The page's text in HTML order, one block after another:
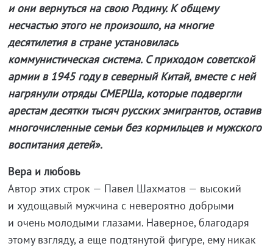
и они вернуться на свою Родину. К общему
несчастью этого не произошло, на многие
десятилетия в стране установилась
коммунистическая система. С приходом советской
армии в 1945 году в северный Китай, вместе с ней
нагрянули отряды СМЕРШа, которые подвергли
арестам десятки тысяч русских эмигрантов, оставив
многочисленные семьи без кормильцев и мужского
воспитания детей».
Вера и любовь
Автор этих строк — Павел Шахматов — высокий
и худощавый мужчина с невероятно добрыми
и очень молодыми глазами. Наверное, благодаря
этому взгляду, а еще подтянутой фигуре, ему никак